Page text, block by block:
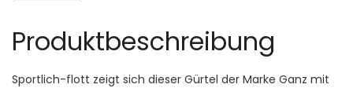
Produktbeschreibung
Sportlich-flott zeigt sich dieser Gürtel der Marke Ganz mit